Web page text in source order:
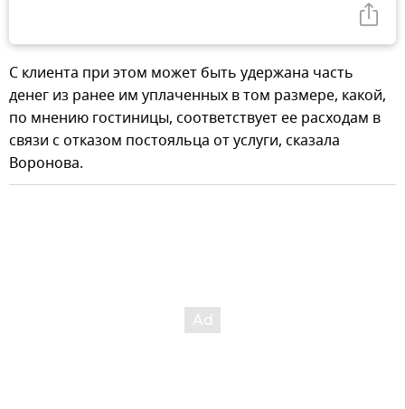
С клиента при этом может быть удержана часть
денег из ранее им уплаченных в том размере, какой,
по мнению гостиницы, соответствует ее расходам в
связи с отказом постояльца от услуги, сказала
Воронова.